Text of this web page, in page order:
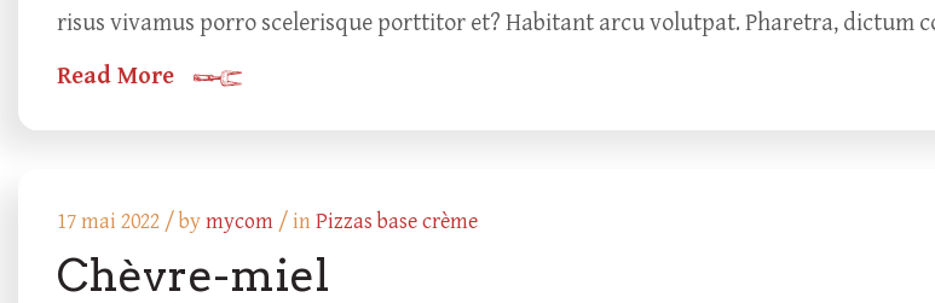
risus vivamus porro scelerisque porttitor et? Habitant arcu volutpat. Pharetra, dictum
Read More
17 mai 2022 /bymycom / inPizzas base crème
Chèvre-miel